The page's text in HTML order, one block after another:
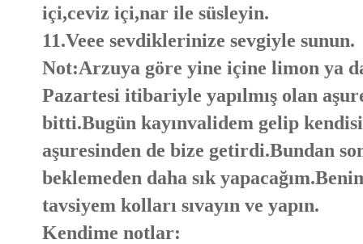
içi,ceviz içi,nar ile süsleyin.
11.Veee sevdiklerinize sevgiyle sunun.
Not:Arzuya göre yine içine limon ya
Pazartesi itibariyle yapılmış olan
bitti.Bugün kayınvalidem gelip kendisi
aşuresinden de bize getirdi.Bundan
beklemeden daha sık
tavsiyem kolları sıvayın ve yapın.
Kendime notlar: